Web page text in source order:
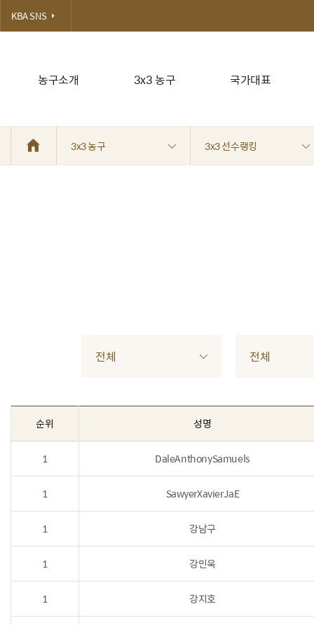
농구소개 3x3 농구 국가대표
KBA SNS
3x3 농구 3x3 선수랭킹
전체 전체
순위 성명
1 DaleAnthonySamuels
1 SawyerXavierJaE
1 강남구
1 강민욱
1 강지호